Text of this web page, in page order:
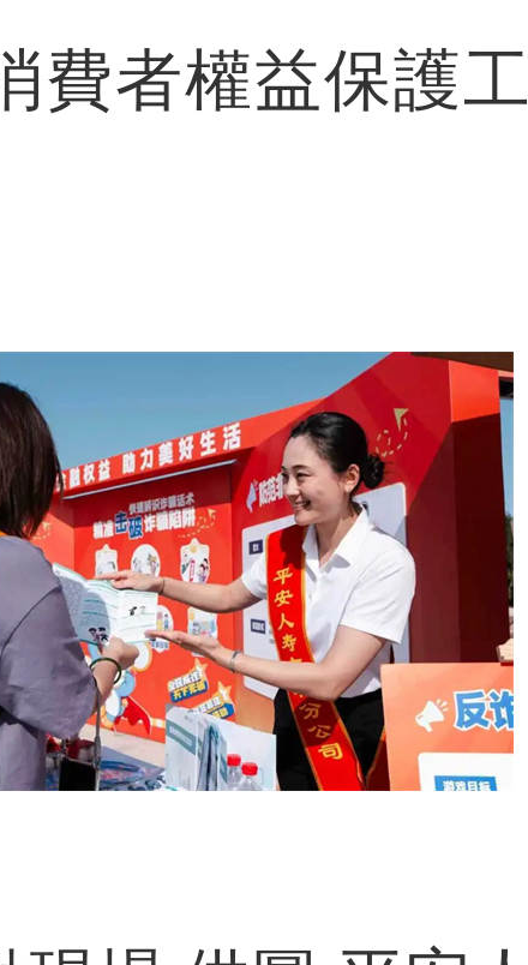
費者權益保護